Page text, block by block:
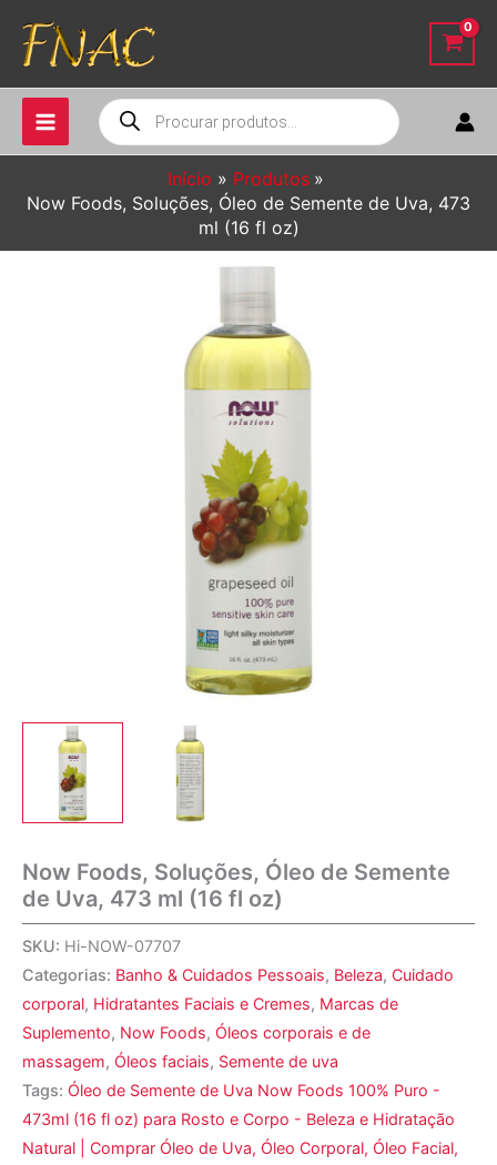
para
conteúdo
Pesquisar
produtos
Início
Produtos
Now Foods, Soluções, Óleo de Semente de Uva, 473
ml (16 fl oz)
Now Foods, Soluções, Óleo de Semente
de Uva, 473 ml (16 fl oz)
SKU: Hi-NOW-07707
Categorias: Banho & Cuidados Pessoais, Beleza, Cuidado
corporal, Hidratantes Faciais e Cremes, Marcas de
Suplemento, Now Foods, Óleos corporais e de
massagem, Óleos faciais, Semente de uva
Tags: Óleo de Semente de Uva Now Foods 100% Puro -
473ml (16 fl oz) para Rosto e Corpo - Beleza e Hidratação
Natural | Comprar Óleo de Uva, Óleo Corporal, Óleo Facial,